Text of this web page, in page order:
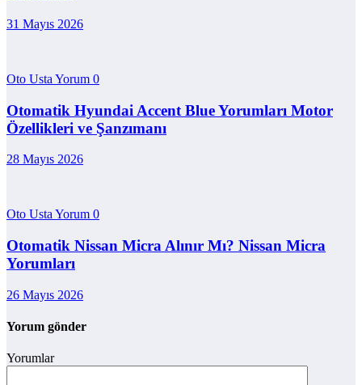
31 Mayıs 2026
Oto Usta Yorum 0
Otomatik Hyundai Accent Blue Yorumları Motor
Özellikleri ve Şanzımanı
28 Mayıs 2026
Oto Usta Yorum 0
Otomatik Nissan Micra Alınır Mı? Nissan Micra
Yorumları
26 Mayıs 2026
Yorum gönder
Yorumlar